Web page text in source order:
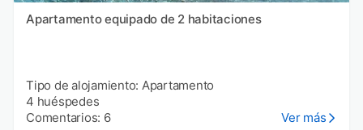
Apartamento equipado de 2 habitaciones
Tipo de alojamiento: Apartamento
4 huéspedes
Comentarios: 6
Ver más